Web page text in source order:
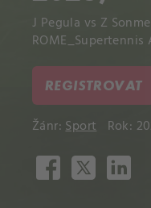
J Pegula vs Z
REGISTROVAT
Žánr:Sport Rok: